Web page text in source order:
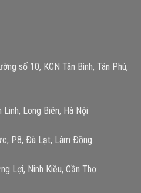
số 10, KCN Tân Bình, Tân Phú,
Long Biên, Hà Nội
P.8, Ðà Lạt, Lâm Ðồng
Lợi, Ninh Kiều, Cần Thơ